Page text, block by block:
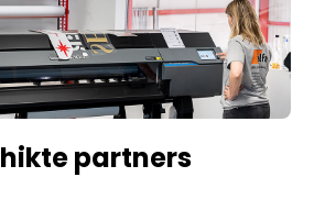
partners